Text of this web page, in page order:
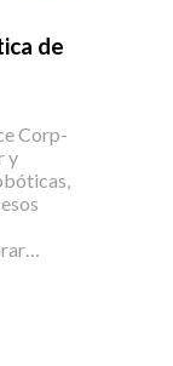
de
Corp-
y